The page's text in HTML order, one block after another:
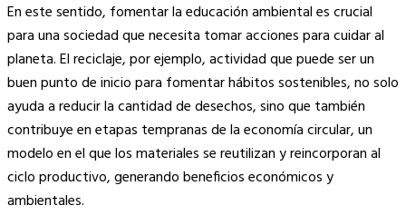
En este sentido, fomentar la educación ambiental es crucial
para una sociedad que necesita tomar acciones para cuidar al
planeta. El reciclaje, por ejemplo, actividad que puede ser un
buen punto de inicio para fomentar hábitos sostenibles, no solo
ayuda a reducir la cantidad de desechos, sino que también
contribuye en etapas tempranas de la economía circular, un
modelo en el que los materiales se reutilizan y reincorporan al
ciclo productivo, generando beneficios económicos y
ambientales.